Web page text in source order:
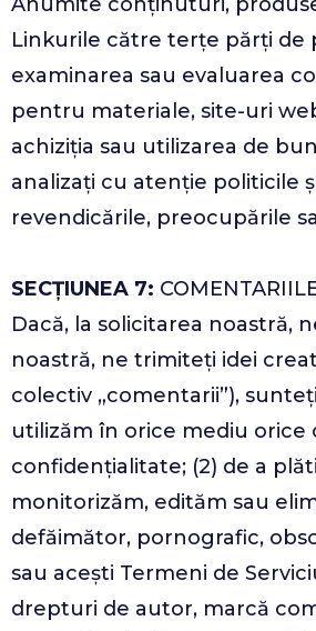
Anumite conținuturi,
Linkurile către terțe părți de
examinarea sau evaluarea
pentru materiale, site-uri
achiziția sau utilizarea de
analizați cu atenție politicile
revendicările, preocupările
SECȚIUNEA 7:
Dacă, la solicitarea noastră,
noastră, ne trimiteți idei
colectiv „comentarii”),
utilizăm în orice mediu orice
confidențialitate; (2) de a
monitorizăm, edităm sau
defăimător, pornografic,
sau acești Termeni de
drepturi de autor, marcă